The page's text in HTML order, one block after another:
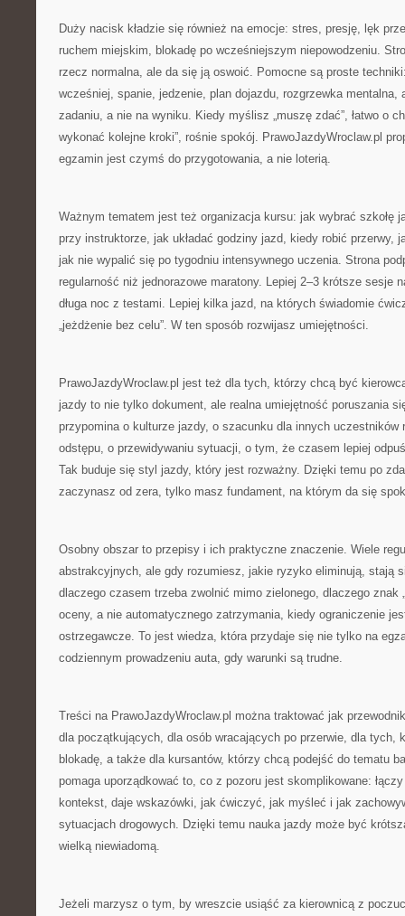
Duży nacisk kładzie się również na emocje: stres, presję, lęk
ruchem miejskim, blokadę po wcześniejszym niepowodzeniu.
rzecz normalna, ale da się ją oswoić. Pomocne są proste
wcześniej, spanie, jedzenie, plan dojazdu, rozgrzewka mentalna,
zadaniu, a nie na wyniku. Kiedy myślisz „muszę zdać”, łatwo o
wykonać kolejne kroki”, rośnie spokój. PrawoJazdyWroclaw.pl
egzamin jest czymś do przygotowania, a nie loterią.
Ważnym tematem jest też organizacja kursu: jak wybrać szkołę
przy instruktorze, jak układać godziny jazd, kiedy robić przerwy,
jak nie wypalić się po tygodniu intensywnego uczenia. Strona
regularność niż jednorazowe maratony. Lepiej 2–3 krótsze sesje
długa noc z testami. Lepiej kilka jazd, na których świadomie
„jeżdżenie bez celu”. W ten sposób rozwijasz umiejętności.
PrawoJazdyWroclaw.pl jest też dla tych, którzy chcą być
jazdy to nie tylko dokument, ale realna umiejętność poruszania
przypomina o kulturze jazdy, o szacunku dla innych uczestników
odstępu, o przewidywaniu sytuacji, o tym, że czasem lepiej
Tak buduje się styl jazdy, który jest rozważny. Dzięki temu po
zaczynasz od zera, tylko masz fundament, na którym da się
Osobny obszar to przepisy i ich praktyczne znaczenie. Wiele
abstrakcyjnych, ale gdy rozumiesz, jakie ryzyko eliminują, stają
dlaczego czasem trzeba zwolnić mimo zielonego, dlaczego znak
oceny, a nie automatycznego zatrzymania, kiedy ograniczenie
ostrzegawcze. To jest wiedza, która przydaje się nie tylko na
codziennym prowadzeniu auta, gdy warunki są trudne.
Treści na PrawoJazdyWroclaw.pl można traktować jak
dla początkujących, dla osób wracających po przerwie, dla tych,
blokadę, a także dla kursantów, którzy chcą podejść do tematu
pomaga uporządkować to, co z pozoru jest skomplikowane:
kontekst, daje wskazówki, jak ćwiczyć, jak myśleć i jak
sytuacjach drogowych. Dzięki temu nauka jazdy może być
wielką niewiadomą.
Jeżeli marzysz o tym, by wreszcie usiąść za kierownicą z